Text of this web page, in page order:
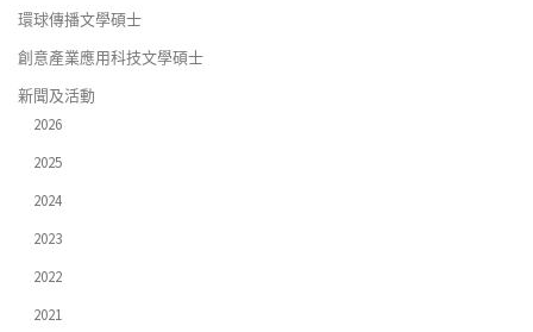
環球傳播文學碩士
創意產業應用科技文學碩士
新聞及活動
2026
2025
2024
2023
2022
2021